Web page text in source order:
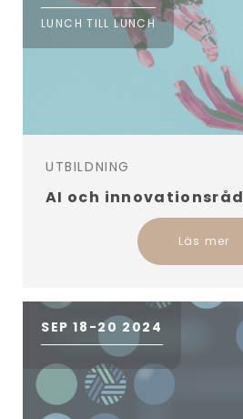
LUNCH TILL LUNCH
UTBILDNING
AI och
Läs mer
SEP 18-20 2024